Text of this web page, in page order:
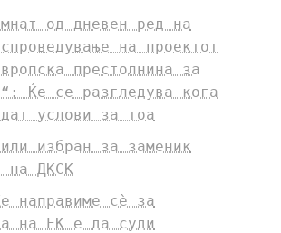
од дневен ред на
на проектот
престолнина за
Ќе се разгледува кога
услови за тоа
избран за заменик
на ДКСК
направиме сè за
на ЕК е да суди